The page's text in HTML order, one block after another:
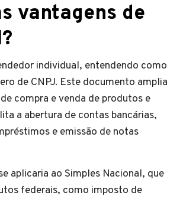
vantagens de
individual, entendendo como
de CNPJ. Este documento amplia
compra e venda de produtos e
a abertura de contas bancárias,
e emissão de notas
aplicaria ao Simples Nacional, que
federais, como imposto de